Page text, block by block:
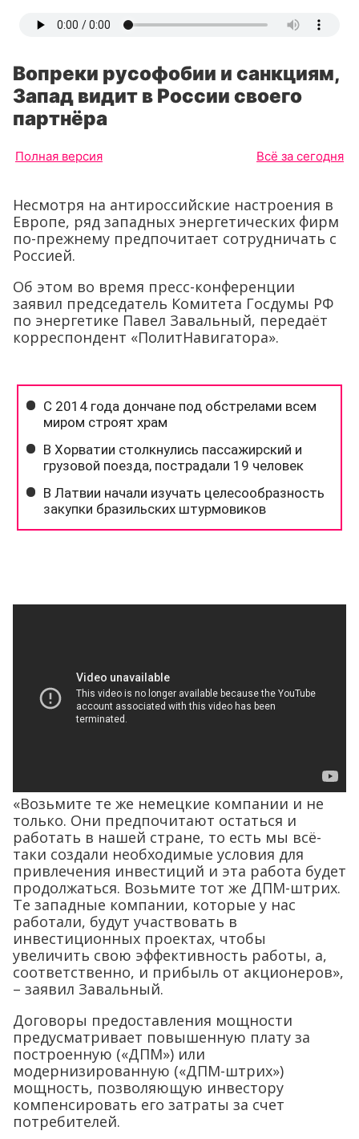
Вопреки русофобии и санкциям,
Запад видит в России своего
партнёра
Полная версия Всё за сегодня
Несмотря на антироссийские настроения в
Европе, ряд западных энергетических фирм
по-прежнему предпочитает сотрудничать с
Россией.
Об этом во время пресс-конференции
заявил председатель Комитета Госдумы РФ
по энергетике Павел Завальный, передаёт
корреспондент «ПолитНавигатора».
«Возьмите те же немецкие компании и не
только. Они предпочитают остаться и
работать в нашей стране, то есть мы всё-
таки создали необходимые условия для
привлечения инвестиций и эта работа будет
продолжаться. Возьмите тот же ДПМ-штрих.
Те западные компании, которые у нас
работали, будут участвовать в
инвестиционных проектах, чтобы
увеличить свою эффективность работы, а,
соответственно, и прибыль от акционеров»,
– заявил Завальный.
Договоры предоставления мощности
предусматривает повышенную плату за
построенную («ДПМ») или
модернизированную («ДПМ-штрих»)
мощность, позволяющую инвестору
компенсировать его затраты за счет
потребителей.